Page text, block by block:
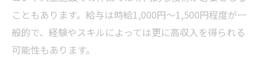
こともあります。給与は時給1,000円〜1,500円程度が一
般的で、経験やスキルによっては更に高収入を得られる
可能性もあります。